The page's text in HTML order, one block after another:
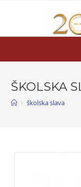
ŠKOLSKA
> školska slava